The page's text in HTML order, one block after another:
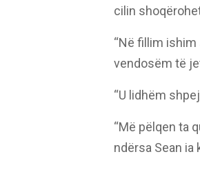
cilin
“Në fillim
vendosëm të
“U lidhëm
“Më pëlqen ta
ndërsa Sean ia